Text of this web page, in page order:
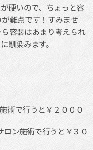
硬いので、ちょっと容
難点です！すみませ
容器はあまり考えられ
馴染みます。
術で行うと￥２０００
ン施術で行うと￥３０